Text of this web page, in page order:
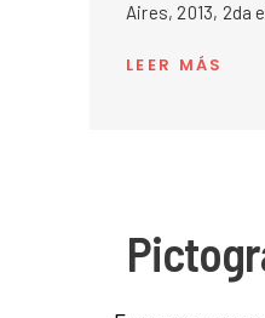
Aires, 2013, 2da
LEER MÁS